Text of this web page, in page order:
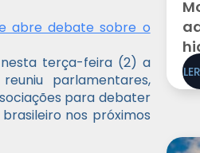
e abre debate sobre o
nesta terça-feira (2) a
parlamentares,
para debater
nos próximos